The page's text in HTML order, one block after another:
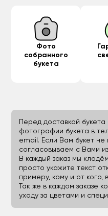
Фото
собранного
букета
Перед доставкой
фотографии букета в
email. Если Вам букет не
согласовываем с Вами
В каждый заказ мы
просто укажите текст
примеру, кому и от кого,
Так же в каждом заказе
уходу за цветами и